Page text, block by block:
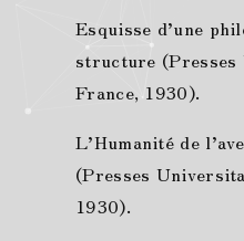
Esquisse d’une
structure
France, 1930).
L’Humanité de
(Presses
1930).